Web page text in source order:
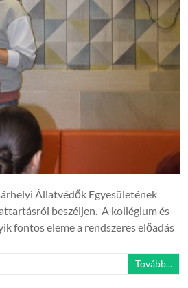
Állatvédők Egyesületének
beszéljen. A kollégium és
fontos eleme a rendszeres előadás
Tovább...